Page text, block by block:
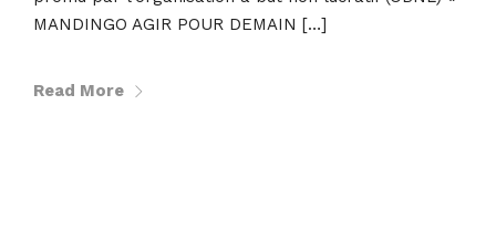
MANDINGO AGIR POUR DEMAIN […]
Read More